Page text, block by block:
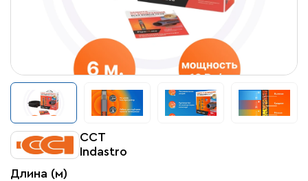
ССТ
Indastro
Длина (м)